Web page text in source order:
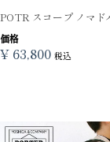
POTR スコープ ノマド
価格
¥ 63,800 税込